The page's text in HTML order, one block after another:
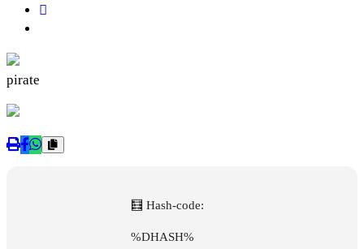
pirate
🧮 Hash-code:
%DHASH%